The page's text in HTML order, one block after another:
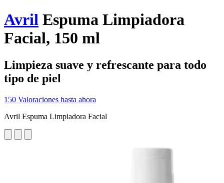
Avril Espuma Limpiadora
Facial, 150 ml
Limpieza suave y refrescante para todo
tipo de piel
150 Valoraciones hasta ahora
Avril Espuma Limpiadora Facial